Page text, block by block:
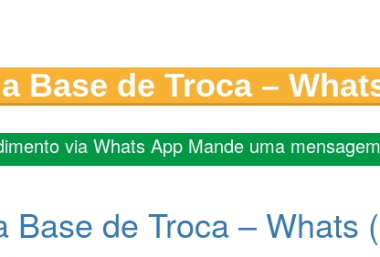
Base de Troca –
via Whats App Mande uma
Base de Troca – Whats